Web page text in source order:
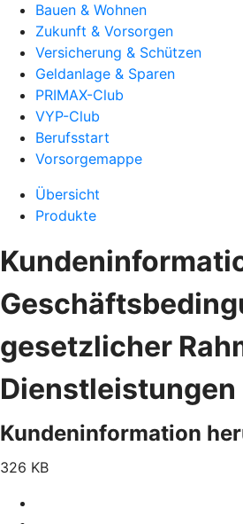
Bauen & Wohnen
Zukunft & Vorsorgen
Versicherung & Schützen
Geldanlage & Sparen
PRIMAX-Club
VYP-Club
Berufsstart
Vorsorgemappe
Übersicht
Produkte
gesetzlicher
Dienstleistungen
Kundeninformation
326 KB